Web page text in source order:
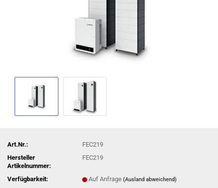
Art.Nr.:
FEC219
Hersteller
Artikelnummer:
FEC219
Verfügbarkeit: Auf Anfrage (Ausland abweichend)